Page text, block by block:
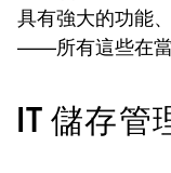
具有強大的功能
——所有這些在當
IT 儲存管